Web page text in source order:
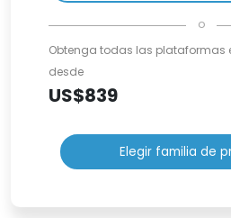
o
Obtenga todas las plataformas
desde
US$839
Elegir familia de